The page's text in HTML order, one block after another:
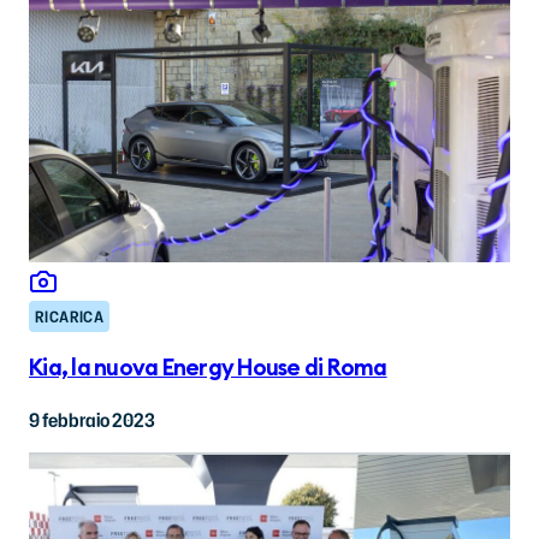
RICARICA
Kia, la nuova Energy House di Roma
9 febbraio 2023